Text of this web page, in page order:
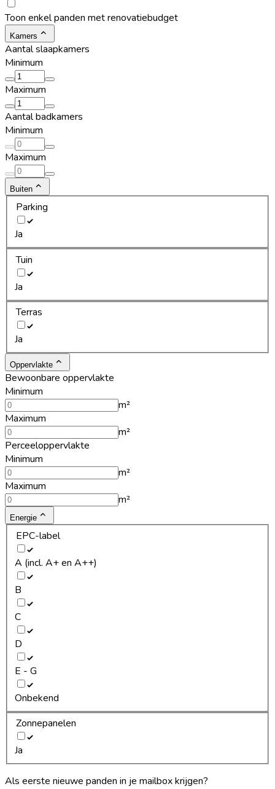
Toon enkel panden met renovatiebudget
Kamers
Aantal slaapkamers
Minimum
Maximum
Aantal badkamers
Minimum
Maximum
Buiten
Parking
Ja
Tuin
Ja
Terras
Ja
Oppervlakte
Bewoonbare oppervlakte
Minimum
m²
Maximum
m²
Perceeloppervlakte
Minimum
m²
Maximum
m²
Energie
EPC-label
A (incl. A+ en A++)
B
C
D
E - G
Onbekend
Zonnepanelen
Ja
Als eerste nieuwe panden in je mailbox krijgen?